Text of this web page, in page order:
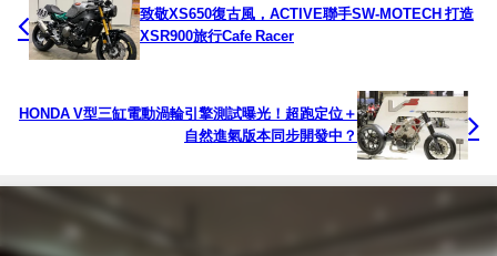
致敬XS650復古風，ACTIVE聯手SW-MOTECH 打造
XSR900旅行Cafe Racer
HONDA V型三缸電動渦輪引擎測試曝光！超跑定位＋
自然進氣版本同步開發中？